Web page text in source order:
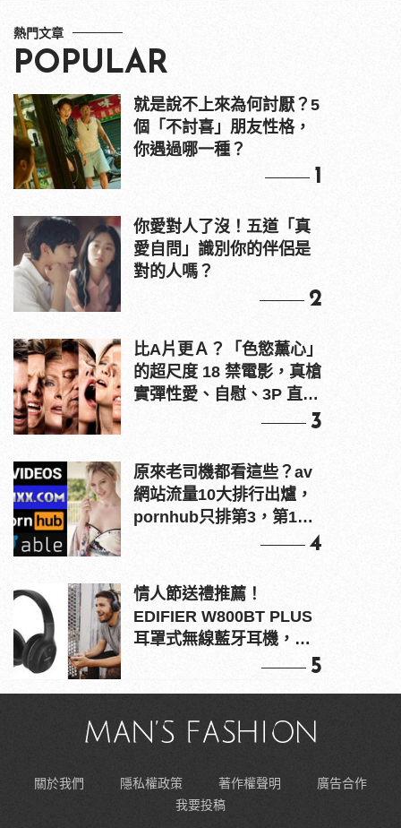
熱門文章
POPULAR
就是說不上來為何討厭？5
個「不討喜」朋友性格，
你遇過哪一種？
1
你愛對人了沒！五道「真
愛自問」識別你的伴侶是
對的人嗎？
2
比A片更Ａ？「色慾薰心」
的超尺度 18 禁電影，真槍
實彈性愛、自慰、3P 直接
3
原來老司機都看這些？av
網站流量10大排行出爐，
pornhub只排第3，第1名
4
情人節送禮推薦！
EDIFIER W800BT PLUS
耳罩式無線藍牙耳機，在
5
關於我們 隱私權政策 著作權聲明
廣告合作
我要投稿